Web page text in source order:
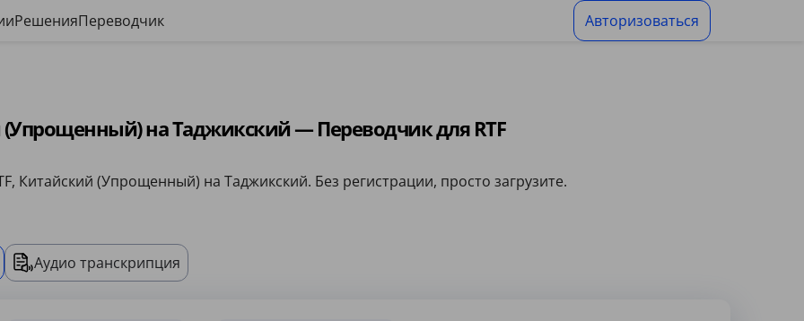
РешенияПереводчик Авторизоваться
на Таджикский — Переводчик для RTF
Китайский (Упрощенный) на Таджикский. Без регистрации, просто загрузите.
Аудио транскрипция